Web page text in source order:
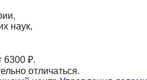
наук,
6300 ₽.
отличаться.